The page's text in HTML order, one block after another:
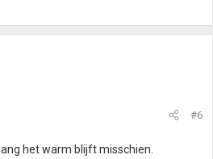
#6
het warm blijft misschien.